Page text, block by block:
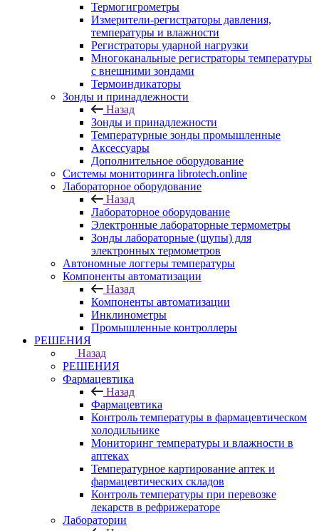
Термогигрометры
Измерители-регистраторы давления,
температуры и влажности
Регистраторы ударной нагрузки
Многоканальные регистраторы температуры
с внешними зондами
Термоиндикаторы
Зонды и принадлежности
Назад
Зонды и принадлежности
Температурные зонды промышленные
Аксессуары
Дополнительное оборудование
Системы мониторинга librotech.online
Лабораторное оборудование
Назад
Лабораторное оборудование
Электронные лабораторные термометры
Зонды лабораторные (щупы) для
электронных термометров
Автономные логгеры температуры
Компоненты автоматизации
Назад
Компоненты автоматизации
Инклинометры
Промышленные контроллеры
РЕШЕНИЯ
Назад
РЕШЕНИЯ
Фармацевтика
Назад
Фармацевтика
Контроль температуры в фармацевтическом
холодильнике
Мониторинг температуры и влажности в
аптеках
Температурное картирование аптек и
фармацевтических складов
Контроль температуры при перевозке
лекарств в рефрижераторе
Лаборатории